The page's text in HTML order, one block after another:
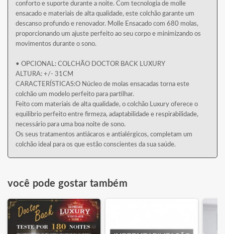
conforto e suporte durante a noite. Com tecnologia de molle
ensacado e materiais de alta qualidade, este colchão garante um
descanso profundo e renovador. Molle Ensacado com 680 molas,
proporcionando um ajuste perfeito ao seu corpo e minimizando os
movimentos durante o sono.
• OPCIONAL: COLCHÃO DOCTOR BACK LUXURY
ALTURA: +/- 31CM
CARACTERÍSTICAS:O Núcleo de molas ensacadas torna este
colchão um modelo perfeito para partilhar.
Feito com materiais de alta qualidade, o colchão Luxury oferece o
equilibrio perfeito entre firmeza, adaptabilidade e respirabilidade,
necessário para uma boa noite de sono.
Os seus tratamentos antiácaros e antialérgicos, completam um
colchão ideal para os que estão conscientes da sua saúde.
você pode gostar também